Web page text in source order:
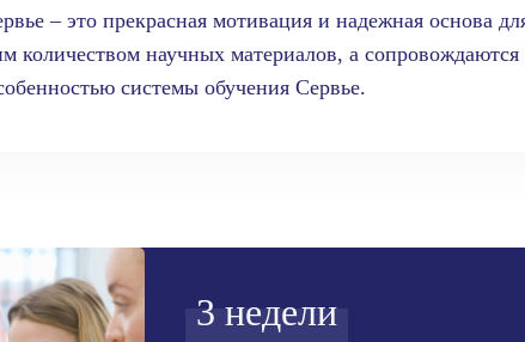
– это прекрасная мотивация и надежная основа
количеством научных материалов, а
системы обучения Сервье.
3 недели